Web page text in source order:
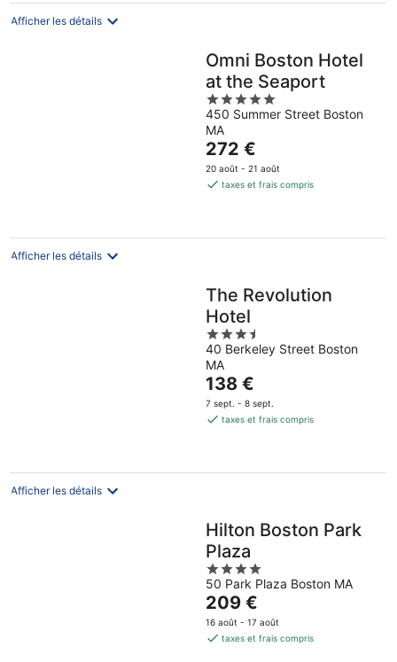
Afficher les détails
Omni Boston Hotel
at the Seaport
5
out
of
5
450 Summer Street Boston
MA
Le
prix
est
par
272 €
20 août - 21 août
taxes et frais compris
Afficher les détails
The Revolution
Hotel
3.5
out
of
5
40 Berkeley Street Boston
MA
Le
prix
est
par
138 €
7 sept. - 8 sept.
taxes et frais compris
Afficher les détails
Hilton Boston Park
Plaza
4
out
of
5
50 Park Plaza Boston MA
Le
prix
est
209 €
16 août - 17 août
taxes et frais compris